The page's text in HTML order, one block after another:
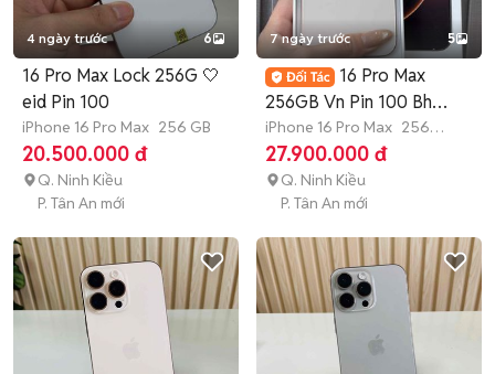
4 ngày trước 6
16 Pro Max Lock 256G 🤍
eid Pin 100
iPhone 16 Pro Max 256 GB
20.500.000 đ
Q. Ninh Kiều
P. Tân An mới
7 ngày trước 5
16 Pro Max
256GB Vn Pin 100 Bh
3/2027 sạc 75L keng
iPhone 16 Pro Max 256
GB >12 tháng
27.900.000 đ
Q. Ninh Kiều
P. Tân An mới